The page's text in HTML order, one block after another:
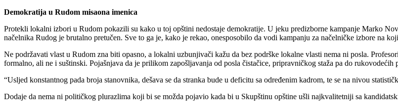
Demokratija u Rudom misaona imenica
Protekli lokalni izbori u Rudom pokazili su kako u toj opštini nedostaje demokratije. U jeku predizborne kampanje Marko
načelnika Rudog je brutalno pretučen. Sve to ga je, kako je rekao, onesposobilo da vodi kampanju za načelničke izbore na
Ne podržavati vlast u Rudom zna biti opasno, a lokalni uzbunjivači kažu da bez podrške lokalne vlasti nema ni posla.
formalno, ali ne i suštinski. Pojašnjava da je prilikom zapošljavanja od posla čistačice, pripravničkog staža pa do
“Usljed konstantnog pada broja stanovnika, dešava se da stranka bude u deficitu sa određenim kadrom, te se na nivou
Dodaje da nema ni političkog plurazlima koji bi se možda pojavio kada bi u Skupštinu opštine ušli najkvalitetniji sa